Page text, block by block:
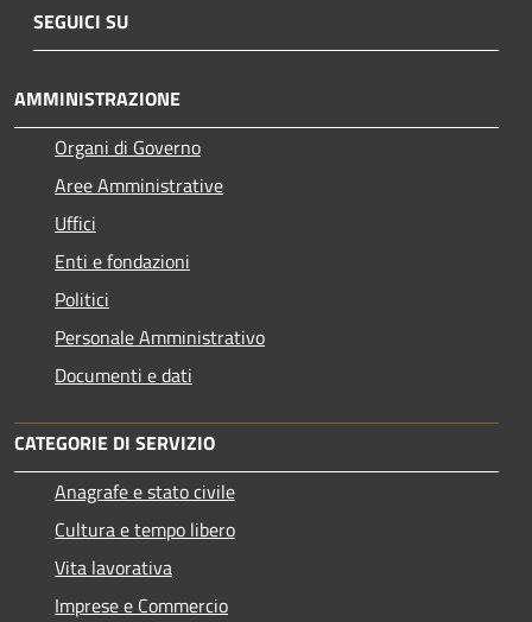
SEGUICI SU
AMMINISTRAZIONE
Organi di Governo
Aree Amministrative
Uffici
Enti e fondazioni
Politici
Personale Amministrativo
Documenti e dati
CATEGORIE DI SERVIZIO
Anagrafe e stato civile
Cultura e tempo libero
Vita lavorativa
Imprese e Commercio